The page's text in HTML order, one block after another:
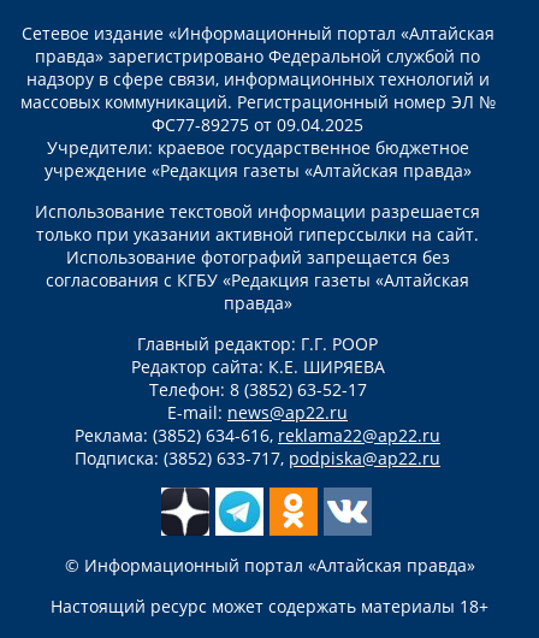
Сетевое издание «Информационный портал «Алтайская
правда» зарегистрировано Федеральной службой по
надзору в сфере связи, информационных технологий и
массовых коммуникаций. Регистрационный номер ЭЛ №
ФС77-89275 от 09.04.2025
Учредители: краевое государственное бюджетное
учреждение «Редакция газеты «Алтайская правда»
Использование текстовой информации разрешается
только при указании активной гиперссылки на сайт.
Использование фотографий запрещается без
согласования с КГБУ «Редакция газеты «Алтайская
правда»
Главный редактор: Г.Г. РООР
Редактор сайта: К.Е. ШИРЯЕВА
Телефон: 8 (3852) 63-52-17
E-mail: news@ap22.ru
Реклама: (3852) 634-616, reklama22@ap22.ru
Подписка: (3852) 633-717, podpiska@ap22.ru
© Информационный портал «Алтайская правда»
Настоящий ресурс может содержать материалы 18+